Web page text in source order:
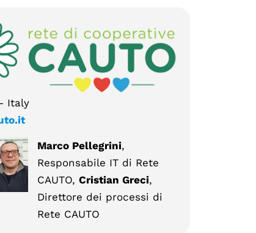
Italy
Marco Pellegrini,
Responsabile IT di Rete
CAUTO,Cristian Greci,
Direttore dei processi di
Rete CAUTO